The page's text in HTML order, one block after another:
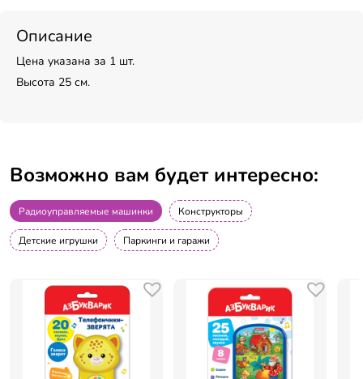
Описание
Цена указана за 1 шт.
Высота 25 см.
Возможно вам будет интересно:
Радиоуправляемые машинки Конструкторы
Детские игрушки Паркинги и гаражи